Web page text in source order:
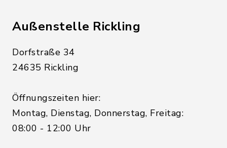
Außenstelle Rickling
Dorfstraße 34
24635 Rickling
Öffnungszeiten hier:
Montag, Dienstag, Donnerstag, Freitag:
08:00 - 12:00 Uhr